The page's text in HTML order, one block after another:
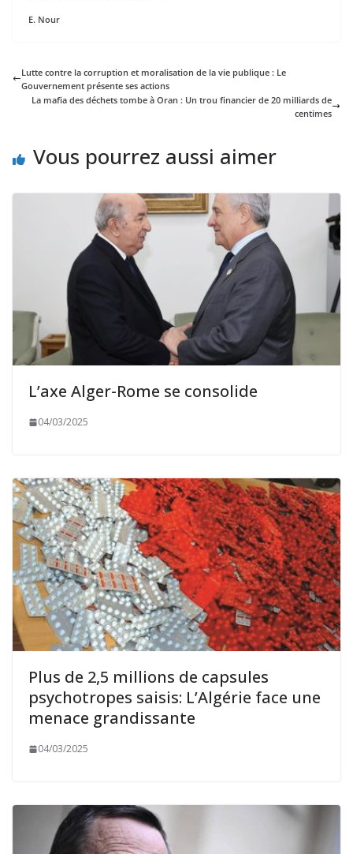
E. Nour
Lutte contre la corruption et moralisation de la vie publique : Le
Gouvernement présente ses actions
La mafia des déchets tombe à Oran : Un trou financier de 20 milliards de
centimes
Vous pourrez aussi aimer
L’axe Alger-Rome se consolide
04/03/2025
Plus de 2,5 millions de capsules
psychotropes saisis: L’Algérie face une
menace grandissante
04/03/2025